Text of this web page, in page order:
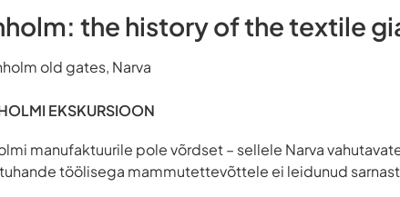
the history of the textile
old gates, Narva
EKSKURSIOON
manufaktuurile pole võrdset – sellele Narva
töölisega mammutettevõttele ei leidunud